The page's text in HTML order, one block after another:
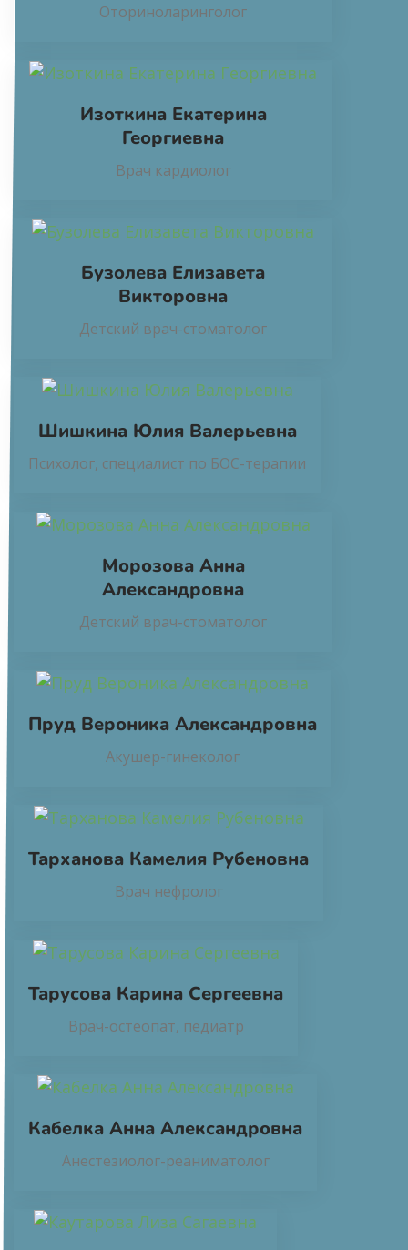
Оториноларинголог
Изоткина Екатерина
Георгиевна
Врач кардиолог
Бузолева Елизавета
Викторовна
Детский врач-стоматолог
Шишкина Юлия Валерьевна
Психолог, специалист по БОС-терапии
Морозова Анна
Александровна
Детский врач-стоматолог
Пруд Вероника Александровна
Акушер-гинеколог
Тарханова Камелия Рубеновна
Врач нефролог
Тарусова Карина Сергеевна
Врач-остеопат, педиатр
Кабелка Анна Александровна
Анестезиолог-реаниматолог